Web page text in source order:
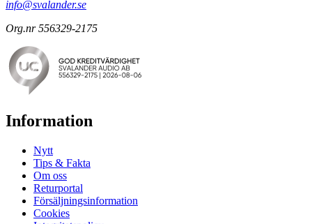
info@svalander.se
Org.nr 556329-2175
Information
Nytt
Tips & Fakta
Om oss
Returportal
Försäljningsinformation
Cookies